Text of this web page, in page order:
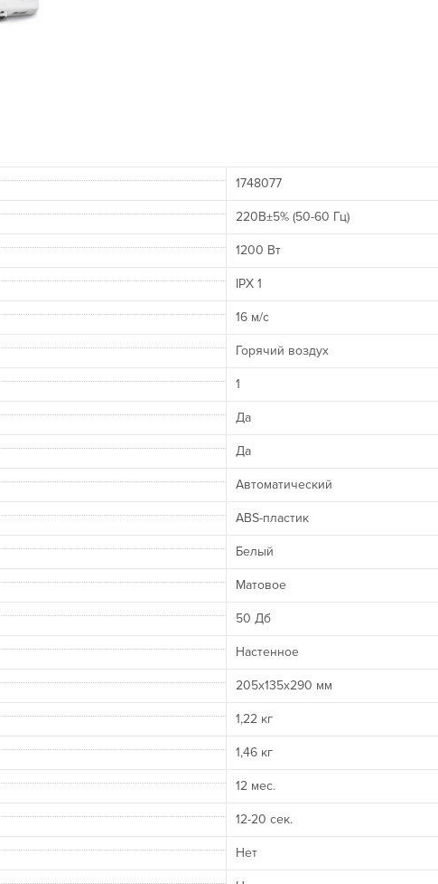
1748077
220В±5% (50-60 Гц)
1200 Вт
IPX 1
16 м/с
Горячий воздух
1
Да
Да
Автоматический
ABS-пластик
Белый
Матовое
50 Дб
Настенное
205х135х290 мм
1,22 кг
1,46 кг
12 мес.
12-20 сек.
Нет